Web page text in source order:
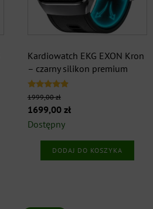
+
Kardiowatch EKG EXON Kron
– czarny silikon premium
Oceniono
na 5
1999,00zł
Pierwotna
cena
wynosiła:
1999,00 zł.
1699,00 złAktualna
wynosi:
1699,00 zł.
Dostępny
DODAJ DO KOSZYKA